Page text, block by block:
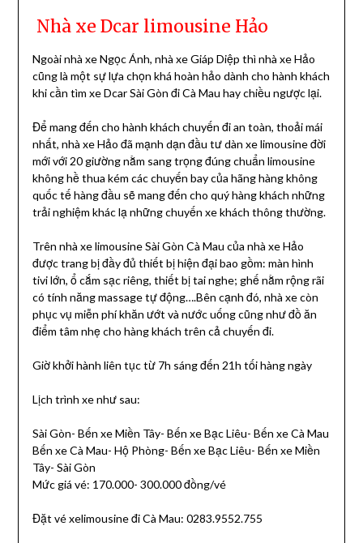
Nhà xe Dcar limousine Hảo
Ngoài nhà xe Ngọc Ánh, nhà xe Giáp Diệp thì nhà xe Hảo
cũng là một sự lựa chọn khá hoàn hảo dành cho hành khách
khi cần tìm xe Dcar Sài Gòn đi Cà Mau hay chiều ngược lại.
Để mang đến cho hành khách chuyến đi an toàn, thoải mái
nhất, nhà xe Hảo đã mạnh dạn đầu tư dàn xe limousine đời
mới với 20 giường nằm sang trọng đúng chuẩn limousine
không hề thua kém các chuyến bay của hãng hàng không
quốc tế hàng đầu sẽ mang đến cho quý hàng khách những
trải nghiệm khác lạ những chuyến xe khách thông thường.
Trên nhà xe limousine Sài Gòn Cà Mau của nhà xe Hảo
được trang bị đầy đủ thiết bị hiện đại bao gồm: màn hình
tivi lớn, ổ cắm sạc riêng, thiết bị tai nghe; ghế nằm rộng rãi
có tính năng massage tự động….Bên cạnh đó, nhà xe còn
phục vụ miễn phí khăn ướt và nước uống cũng như đồ ăn
điểm tâm nhẹ cho hàng khách trên cả chuyến đi.
Giờ khởi hành liên tục từ 7h sáng đến 21h tối hàng ngày
Lịch trình xe như sau:
Sài Gòn- Bến xe Miền Tây- Bến xe Bạc Liêu- Bến xe Cà Mau
Bến xe Cà Mau- Hộ Phòng- Bến xe Bạc Liêu- Bến xe Miền
Tây- Sài Gòn
Mức giá vé: 170.000- 300.000 đồng/vé
Đặt vé xelimousine đi Cà Mau: 0283.9552.755